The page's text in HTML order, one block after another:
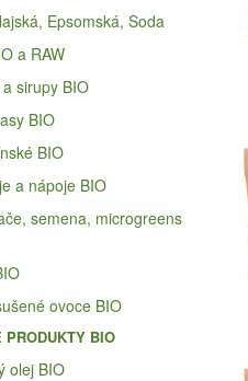
Epsomská, Soda
a RAW
sirupy BIO
BIO
BIO
a nápoje BIO
semena, microgreens
ovoce BIO
PRODUKTY BIO
olej BIO